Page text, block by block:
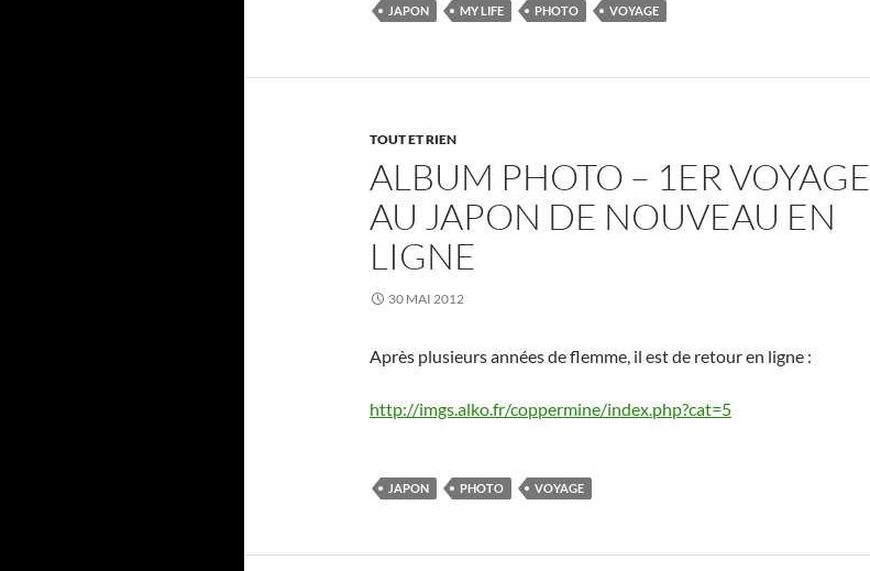
JAPON MY LIFE PHOTO VOYAGE
TOUT ET RIEN
ALBUM PHOTO – 1ER VOYAGE
AU JAPON DE NOUVEAU EN
LIGNE
30 MAI 2012
Après plusieurs années de flemme, il est de retour en ligne :
http://imgs.alko.fr/coppermine/index.php?cat=5
JAPON PHOTO VOYAGE